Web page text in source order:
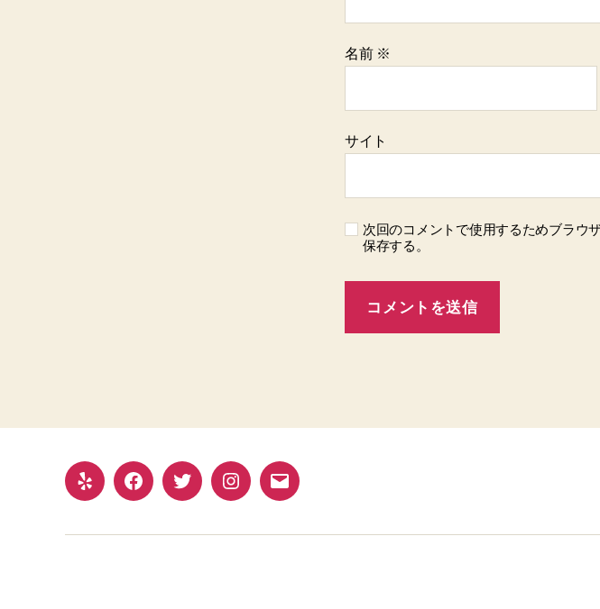
名前 ※
サイト
次回のコメントで使用するためブラウ
保存する。